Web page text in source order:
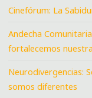
Cinefórum: La
Andecha
fortalecemos
Neurodivergencias:
somos diferentes